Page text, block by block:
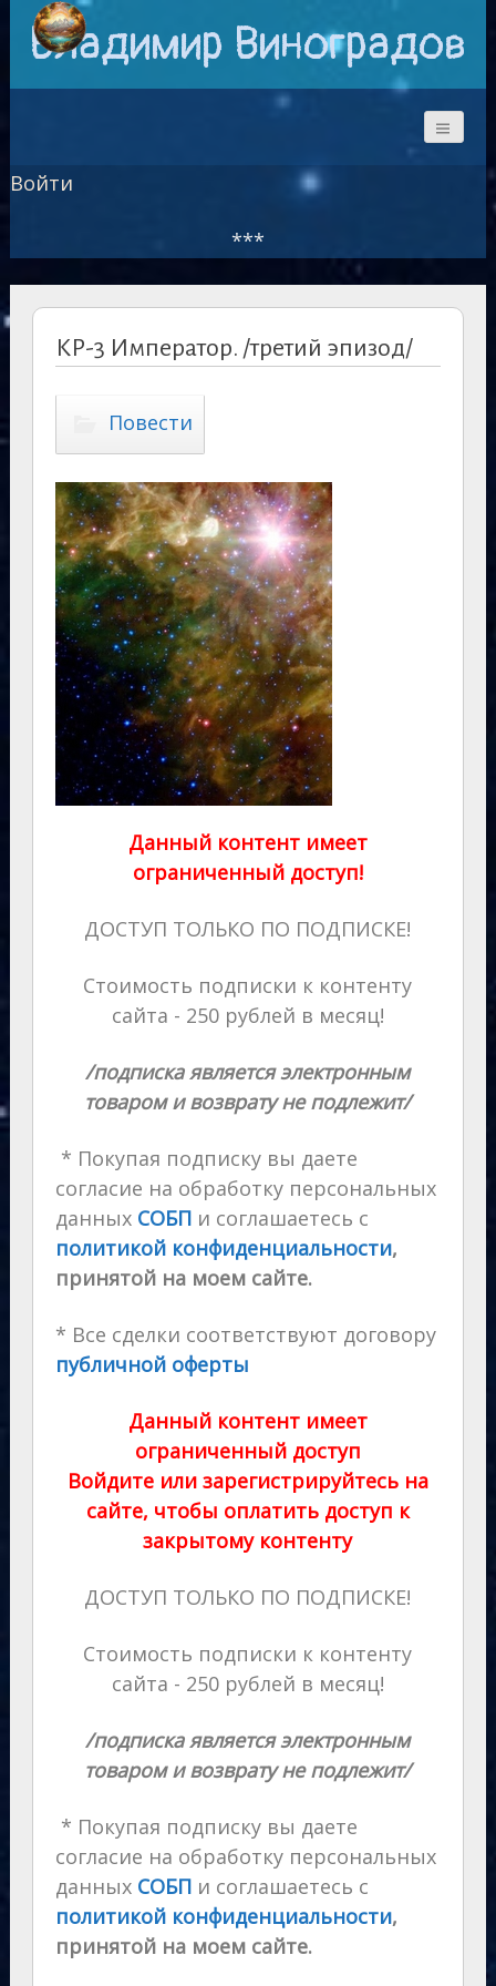
Владимир Виноградов
Войти
***
КР-3 Император. /третий эпизод/
Повести
Данный контент имеет
ограниченный доступ!
ДОСТУП ТОЛЬКО ПО ПОДПИСКЕ!
Стоимость подписки к контенту
сайта - 250 рублей в месяц!
/подписка является электронным
товаром и возврату не подлежит/
* Покупая подписку вы даете
согласие на обработку персональных
данных СОБП и соглашаетесь с
политикой конфиденциальности,
принятой на моем сайте.
* Все сделки соответствуют договору
публичной оферты
Данный контент имеет
ограниченный доступ
Войдите или зарегистрируйтесь на
сайте, чтобы оплатить доступ к
закрытому контенту
ДОСТУП ТОЛЬКО ПО ПОДПИСКЕ!
Стоимость подписки к контенту
сайта - 250 рублей в месяц!
/подписка является электронным
товаром и возврату не подлежит/
* Покупая подписку вы даете
согласие на обработку персональных
данных СОБП и соглашаетесь с
политикой конфиденциальности,
принятой на моем сайте.